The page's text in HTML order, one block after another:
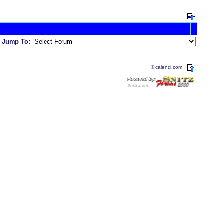
Jump To:
© calendi.com